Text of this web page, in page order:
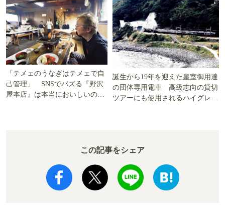
「テメェのうなぎはテメェで自
己管理」 SNSでバズる『野沢
屋本店』は本当においしいの
誕生から19年を迎えた皇室御用達
の団体専用電車 高級志向の貸切
ツアーにも使用されるハイグレー
この記事をシェア